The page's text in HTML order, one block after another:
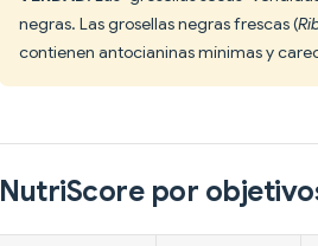
negras. Las grosellas negras frescas (
contienen antocianinas mínimas y
NutriScore por